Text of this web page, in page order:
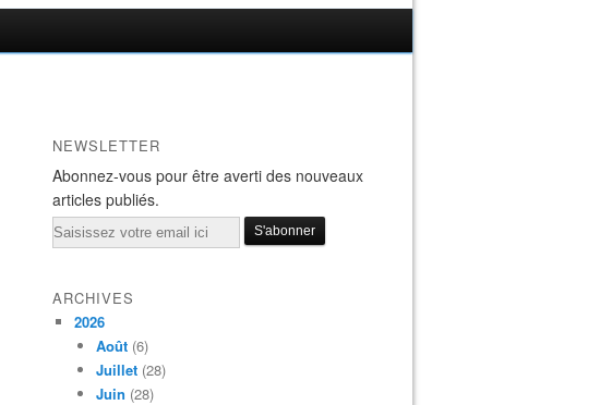
NEWSLETTER
Abonnez-vous pour être averti des nouveaux
articles publiés.
Email
ARCHIVES
2026
Août (6)
Juillet (28)
Juin (28)